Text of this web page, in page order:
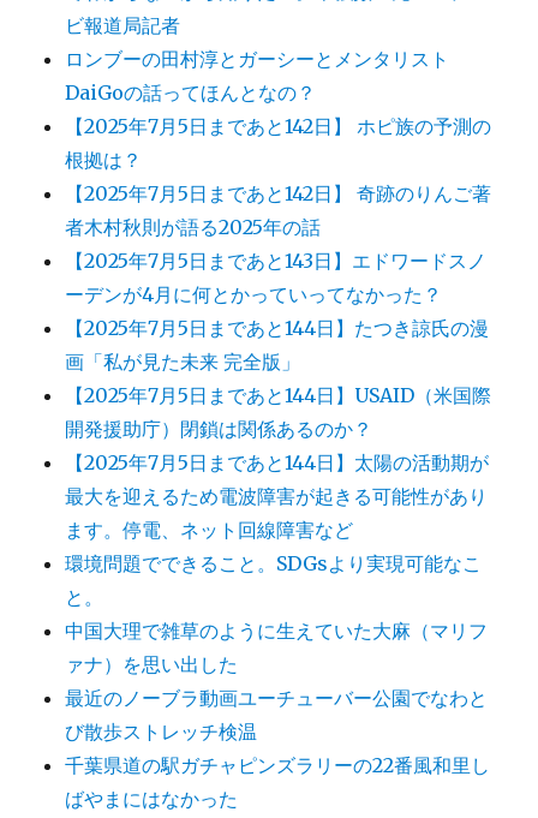
ビ報道局記者
ロンブーの田村淳とガーシーとメンタリスト
DaiGoの話ってほんとなの？
【2025年7月5日まであと142日】 ホピ族の予測の
根拠は？
【2025年7月5日まであと142日】 奇跡のりんご著
者木村秋則が語る2025年の話
【2025年7月5日まであと143日】エドワードスノ
ーデンが4月に何とかっていってなかった？
【2025年7月5日まであと144日】たつき諒氏の漫
画「私が見た未来 完全版」
【2025年7月5日まであと144日】USAID（米国際
開発援助庁）閉鎖は関係あるのか？
【2025年7月5日まであと144日】太陽の活動期が
最大を迎えるため電波障害が起きる可能性があり
ます。停電、ネット回線障害など
環境問題でできること。SDGsより実現可能なこ
と。
中国大理で雑草のように生えていた大麻（マリフ
ァナ）を思い出した
最近のノーブラ動画ユーチューバー公園でなわと
び散歩ストレッチ検温
千葉県道の駅ガチャピンズラリーの22番風和里し
ばやまにはなかった